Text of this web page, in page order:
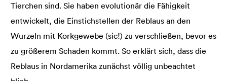
Tierchen sind. Sie haben evolutionär die Fähigkeit
entwickelt, die Einstichstellen der Reblaus an den
Wurzeln mit Korkgewebe (sic!) zu verschließen, bevor es
zu größerem Schaden kommt. So erklärt sich, dass die
Reblaus in Nordamerika zunächst völlig unbeachtet